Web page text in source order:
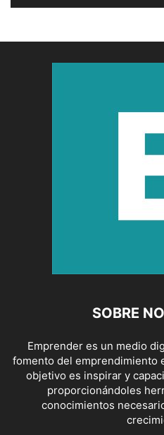
SOBRE
Emprender es un medio
fomento del emprendimiento
objetivo es inspirar y
proporcionándoles
conocimientos